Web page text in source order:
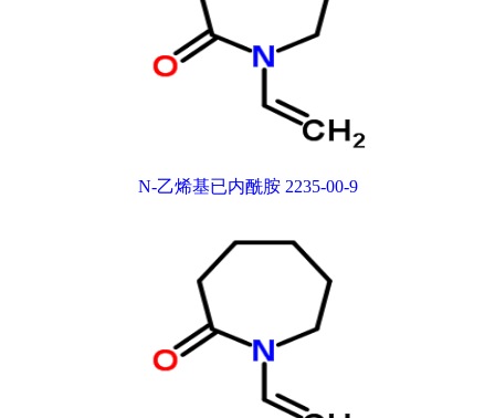
N-乙烯基已内酰胺 2235-00-9